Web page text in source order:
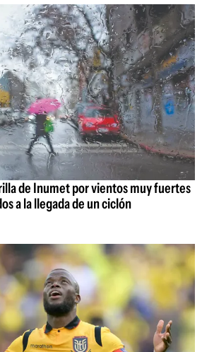
de Inumet por vientos muy fuertes
a la llegada de un ciclón